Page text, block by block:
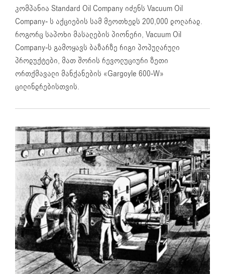
კომპანია Standard Oil Company იძენს Vacuum Oil
Company- ს აქციების სამ მეოთხედს 200,000 დოლარად.
როგორც საპოხი მასალების პიონერი, Vacuum Oil
Company-ს გამოყავს ბაზარზე რიგი პოპულარული
პროდუქტები, მათ შორის რევოლუციური ზეთი
ორთქმავალი მანქანების «Gargoyle 600-W»
ცილინდრებისთვის.